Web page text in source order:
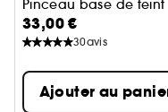
- Sans parfum ni
- Non comédogène
POINTS FORTS :
Pinceau base de teint
33,00 €
30avis
Ajouter au